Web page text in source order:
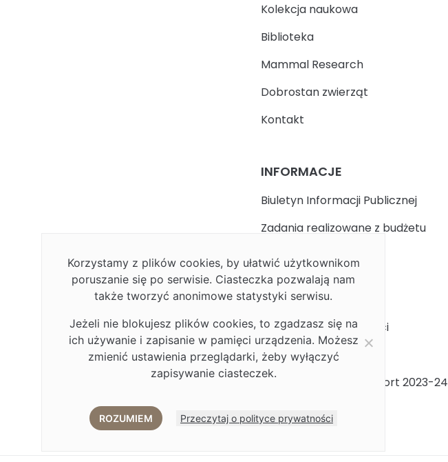
Kolekcja naukowa
Biblioteka
Mammal Research
Dobrostan zwierząt
Kontakt
INFORMACJE
Biuletyn Informacji Publicznej
Zadania realizowane z budżetu
Facebook
Polityka prywatności
Deklaracja dostępności
Plan Równości Płci
Plan Równości Płci Raport 2023-24
Korzystamy z plików cookies, by ułatwić użytkownikom
poruszanie się po serwisie. Ciasteczka pozwalają nam
także tworzyć anonimowe statystyki serwisu.
Jeżeli nie blokujesz plików cookies, to zgadzasz się na
ich używanie i zapisanie w pamięci urządzenia. Możesz
zmienić ustawienia przeglądarki, żeby wyłączyć
zapisywanie ciasteczek.
ROZUMIEM Przeczytaj o polityce prywatności